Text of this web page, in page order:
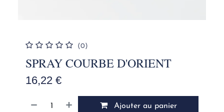
(0)
SPRAY COURBE D'ORIENT
16,22€
Ajouter au panier